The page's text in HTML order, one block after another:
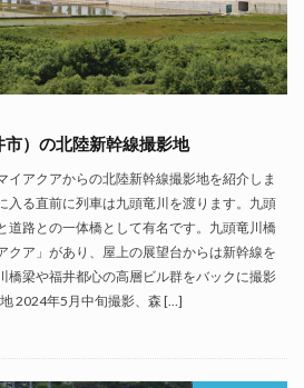
）の北陸新幹線撮影地
イアクアからの北陸新幹線撮影地を紹介しま
入る直前に列車は九頭竜川を渡ります。九頭
道路との一体橋として有名です。九頭竜川橋
クア」があり、屋上の展望台からは新幹線を
橋梁や福井都心の高層ビル群をバックに撮影
2024年5月中旬撮影、森 […]